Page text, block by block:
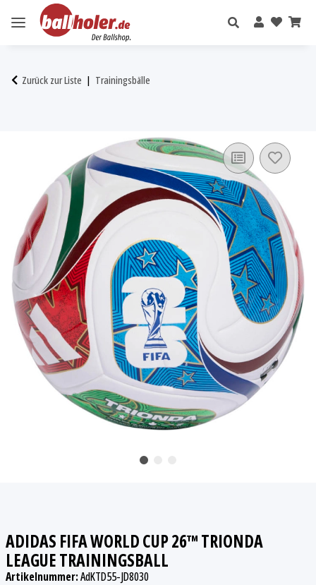
Zurück zur Liste Trainingsbälle
ADIDAS FIFA WORLD CUP 26™ TRIONDA
LEAGUE TRAININGSBALL
Artikelnummer:AdKTD55-JD8030